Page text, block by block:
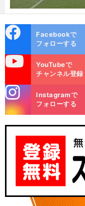
ok
Facebookで
フォローする
YouTubeで
チャンネル登録
m
Instagramで
フォローする